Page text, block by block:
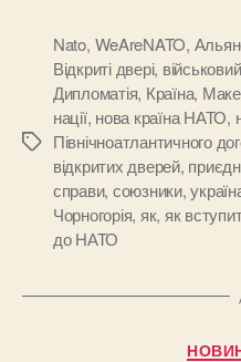
Позначки
Nato, WeAreNATO,
Відкриті двері, військовий
Дипломатія, Країна,
нації, нова країна НАТО,
Північноатлантичного
відкритих дверей,
справи, союзники,
Чорногорія, як, як
до НАТО